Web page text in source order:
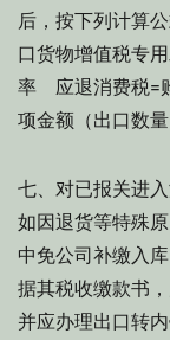
后，按下列计算
口货物增值税专
率 应退消费税=
项金额（出口数
七、对已报关进
如因退货等特殊
中免公司补缴入
据其税收缴款书
并应办理出口转